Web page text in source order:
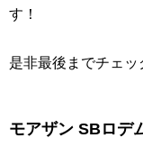
す！
是非最後までチェ
モアザン SBロデ